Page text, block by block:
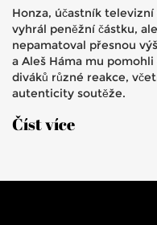
Honza, účastník
vyhrál peněžní částku,
nepamatoval přesnou
a Aleš Háma mu
diváků různé reakce,
autenticity soutěže.
Číst více